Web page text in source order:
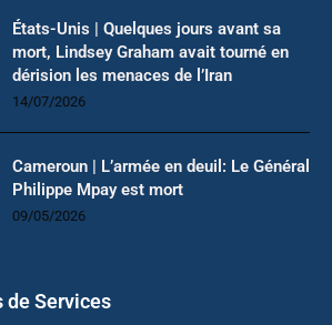
États-Unis | Quelques jours avant sa
mort, Lindsey Graham avait tourné en
dérision les menaces de l’Iran
14/07/2026
Cameroun | L’armée en deuil: Le Général
Philippe Mpay est mort
09/05/2026
de Services